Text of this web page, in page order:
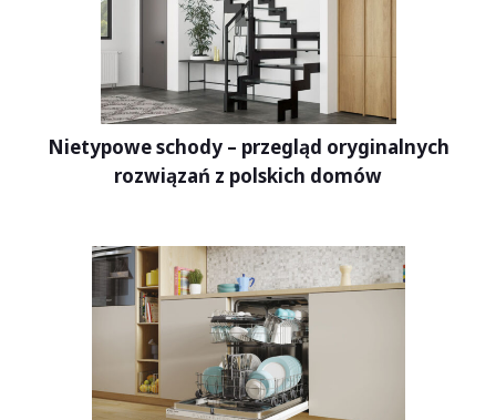
Nietypowe schody – przegląd oryginalnych
rozwiązań z polskich domów